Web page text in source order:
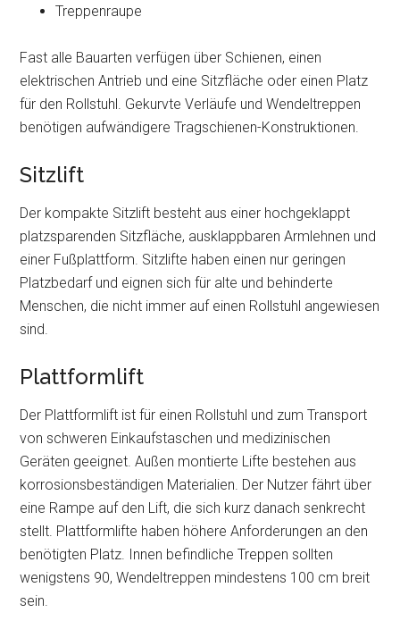
Treppenraupe
Fast alle Bauarten verfügen über Schienen, einen
elektrischen Antrieb und eine Sitzfläche oder einen Platz
für den Rollstuhl. Gekurvte Verläufe und Wendeltreppen
benötigen aufwändigere Tragschienen-Konstruktionen.
Sitzlift
Der kompakte Sitzlift besteht aus einer hochgeklappt
platzsparenden Sitzfläche, ausklappbaren Armlehnen und
einer Fußplattform. Sitzlifte haben einen nur geringen
Platzbedarf und eignen sich für alte und behinderte
Menschen, die nicht immer auf einen Rollstuhl angewiesen
sind.
Plattformlift
Der Plattformlift ist für einen Rollstuhl und zum Transport
von schweren Einkaufstaschen und medizinischen
Geräten geeignet. Außen montierte Lifte bestehen aus
korrosionsbeständigen Materialien. Der Nutzer fährt über
eine Rampe auf den Lift, die sich kurz danach senkrecht
stellt. Plattformlifte haben höhere Anforderungen an den
benötigten Platz. Innen befindliche Treppen sollten
wenigstens 90, Wendeltreppen mindestens 100 cm breit
sein.